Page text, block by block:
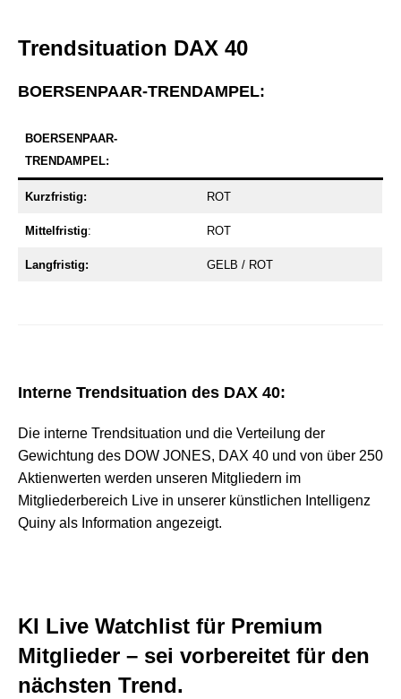
Trendsituation DAX 40
BOERSENPAAR-TRENDAMPEL:
BOERSENPAAR-
TRENDAMPEL:
Kurzfristig: ROT
Mittelfristig: ROT
Langfristig: GELB / ROT
Interne Trendsituation des DAX 40:
Die interne Trendsituation und die Verteilung der
Gewichtung des DOW JONES, DAX 40 und von über 250
Aktienwerten werden unseren Mitgliedern im
Mitgliederbereich Live in unserer künstlichen Intelligenz
Quiny als Information angezeigt.
KI Live Watchlist für Premium
Mitglieder – sei vorbereitet für den
nächsten Trend.